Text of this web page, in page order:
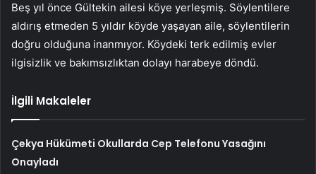
Beş yıl önce Gültekin ailesi köye yerleşmiş. Söylentilere
aldırış etmeden 5 yıldır köyde yaşayan aile, söylentilerin
doğru olduğuna inanmıyor. Köydeki terk edilmiş evler
ilgisizlik ve bakımsızlıktan dolayı harabeye döndü.
İlgili Makaleler
Çekya Hükümeti Okullarda Cep Telefonu Yasağını
Onayladı